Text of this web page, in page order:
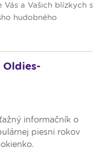
a Vašich blízkych s
hudobného
Oldies-
informačník o
piesni rokov